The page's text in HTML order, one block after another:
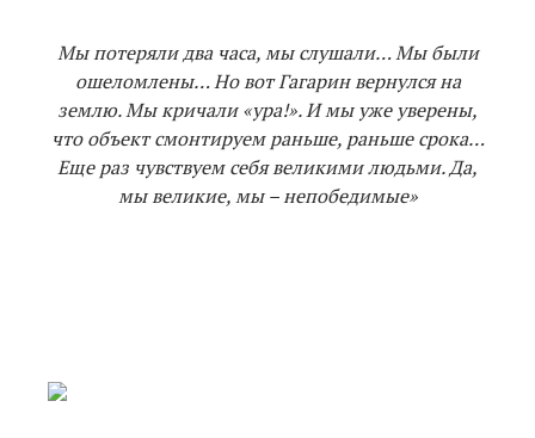
Мы потеряли два часа, мы слушали… Мы были
ошеломлены… Но вот Гагарин вернулся на
землю. Мы кричали «ура!». И мы уже уверены,
что объект смонтируем раньше, раньше срока…
Еще раз чувствуем себя великими людьми. Да,
мы великие, мы – непобедимые»